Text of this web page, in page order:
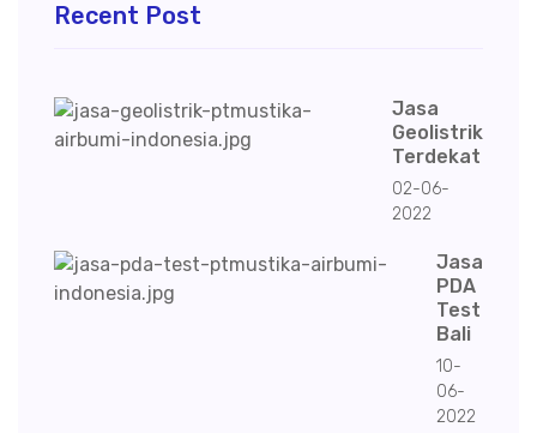
Recent Post
Jasa
Geolistrik
Terdekat
02-06-
2022
Jasa
PDA
Test
Bali
10-
06-
2022